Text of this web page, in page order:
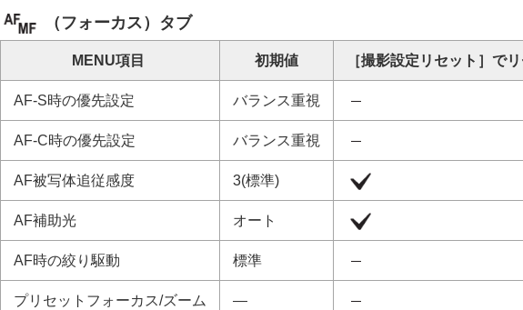
パソコンでできること
クラウドサービスを利用する
マルチインターフェースシュー対応のオーディオアクセ
縦位置グリップについて
マウントアダプターについて
マルチバッテリーアダプターキットについて
バッテリーの使用時間と撮影可能枚数
静止画の記録可能枚数
動画の記録可能時間
モニターに表示されるアイコン一覧
初期値一覧
初期値一覧（ 撮影
（ フォーカス）タブ
MENU項目 初期値 ［撮影設定リセット］ でリ
AF-S時の優先設定 バランス重視
AF-C時の優先設定 バランス重視
AF被写体追従感度 3(標準)
AF補助光 オート
AF時の絞り駆動 標準
プリセットフォーカス/ズーム ―